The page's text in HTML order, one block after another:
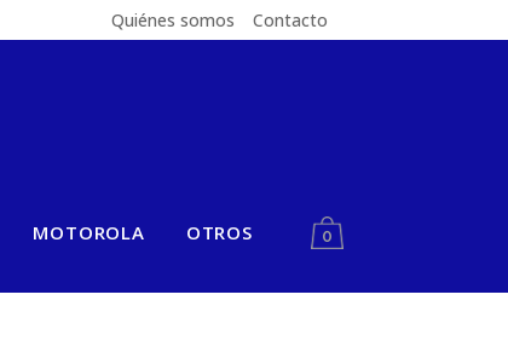
Quiénes somos Contacto
MOTOROLA OTROS 0